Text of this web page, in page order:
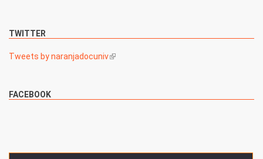
TWITTER
Tweets by naranjadocuniv(link is external)
FACEBOOK